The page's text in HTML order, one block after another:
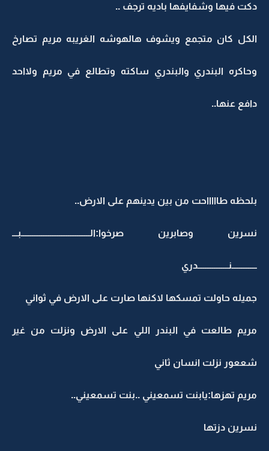
دكت فيها وشفايفها باديه ترجف ..
الكل كان متجمع ويشوف هالهوشه الغريبه مريم تصارخ
وحاكره البندري والبندري ساكته وتطالع في مريم ولااحد
دافع عنها..
بلحظه طاااااحت من بين يدينهم على الارض..
نسرين وصابرين صرخوا:الــــــــــــــــــــــــــــــــــــــبـــ
ــــــــــــــنـــــــــــــــــدري
جميله حاولت تمسكها لاكنها صارت على الارض في ثواني
مريم طالعت في البندر اللي على الارض ونزلت من غير
شععور نزلت انسان ثاني
مريم تهزها:يابنت تسمعيني ..بنت تسمعيني..
نسرين دزتها